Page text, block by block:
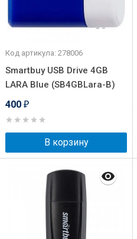
Код артикула: 278006
Smartbuy USB Drive 4GB
LARA Blue (SB4GBLara-B)
400 ₽
В корзину